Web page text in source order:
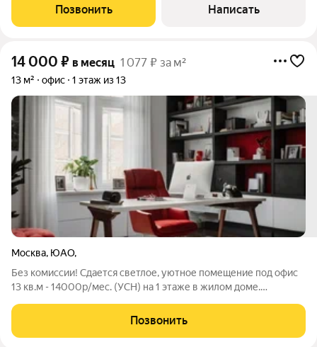
офис площадью 25 кв.м, в Административном здании. 7-й этаж,
Офис с ремонтом и оборудован
Позвонить Написать
14 000 ₽ в месяц 1 077 ₽ за м²
13 м² офис 1 этаж из 13
Москва, ЮАО,
Без комиссии! Сдается светлое, уютное помещение под офис
13 кв.м - 14000р/мес. (УСН) на 1 этаже в жилом доме.
проведение встреч, переговоров, делового
представительства. Предоставляем юридический
Позвонить